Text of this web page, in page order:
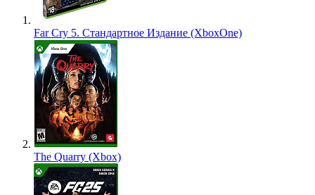
Far Cry 5. Стандартное Издание (XboxOne)
The Quarry (Xbox)